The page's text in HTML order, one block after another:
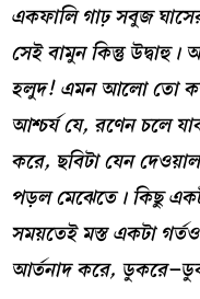
একফালি গাঢ় সবুজ
সেই বামুন কিন্তু উদ্বাহু।
হলুদ!এমন আলো তো
আশ্চর্য যে, রণেন চলে
করে, ছবিটা যেন
পড়ল মেঝেতে। কিছু
সময়তেই মস্ত একটা
আর্তনাদ করে, ডুকরে–